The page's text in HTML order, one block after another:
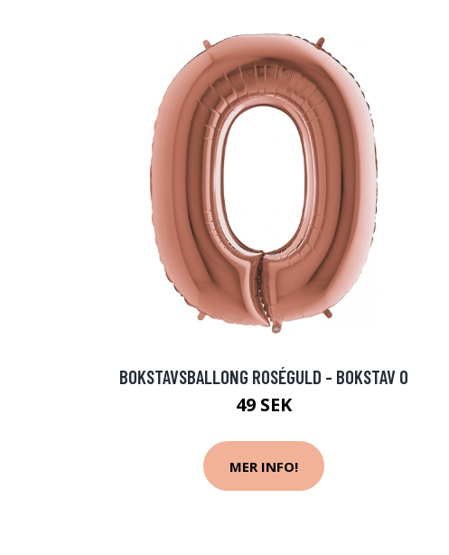
BOKSTAVSBALLONG ROSÉGULD - BOKSTAV O
49 SEK
MER INFO!